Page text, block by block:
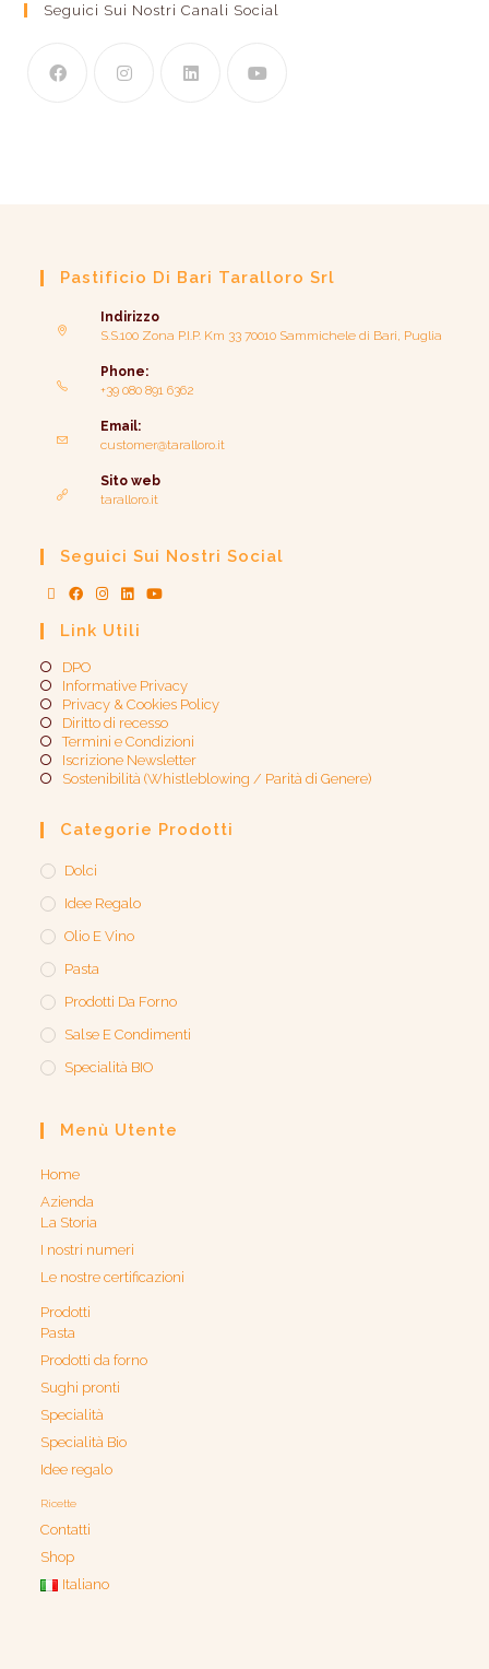
Seguici Sui Nostri Canali Social
Pastificio Di Bari Taralloro Srl
Indirizzo
S.S.100 Zona P.I.P. Km 33 70010 Sammichele di Bari, Puglia
Phone:
+39 080 891 6362
Email:
customer@taralloro.it
Sito web
taralloro.it
Seguici Sui Nostri Social
Link Utili
DPO
Informative Privacy
Privacy & Cookies Policy
Diritto di recesso
Termini e Condizioni
Iscrizione Newsletter
Sostenibilità (Whistleblowing / Parità di Genere)​
Categorie Prodotti
Dolci
Idee Regalo
Olio E Vino
Pasta
Prodotti Da Forno
Salse E Condimenti
Specialità BIO
Menù Utente
Home
Azienda
La Storia
I nostri numeri
Le nostre certificazioni
Prodotti
Pasta
Prodotti da forno
Sughi pronti
Specialità
Specialità Bio
Idee regalo
Ricette
Contatti
Shop
Italiano